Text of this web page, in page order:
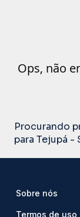
Ops, não
Procurando
para Tejupá -
Sobre nós
Termos de uso